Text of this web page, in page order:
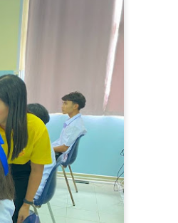
สให้
อีก
ญ่
น
ป็น
น
วม
ป็น
อบ